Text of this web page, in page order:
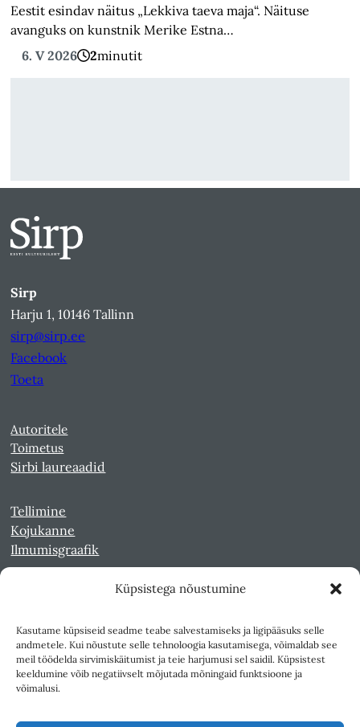
Küpsistega nõustumine
Kasutame küpsiseid seadme teabe salvestamiseks ja ligipääsuks selle
andmetele. Kui nõustute selle tehnoloogia kasutamisega, võimaldab see
meil töödelda sirvimiskäitumist ja teie harjumusi sel saidil. Küpsistest
keeldumine võib negatiivselt mõjutada mõningaid funktsioone ja
võimalusi.
Eestit esindav näitus „Lekkiva taeva maja“. Näituse
avanguks on kunstnik Merike Estna…
6. V 2026
2minutit
Sirp
Harju 1, 10146 Tallinn
sirp@sirp.ee
Facebook
Toeta
Autoritele
Toimetus
Sirbi laureaadid
Tellimine
Kojukanne
Ilmumisgraafik
Kultuurileht 1994-1997
Reede 1989-1990
Sirp ja Vasar 1940-1989